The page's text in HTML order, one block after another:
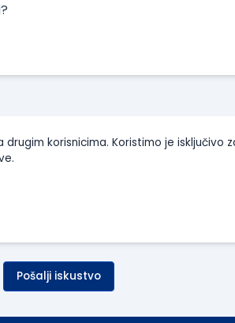
korisnicima. Koristimo je isključivo
Pošalji iskustvo